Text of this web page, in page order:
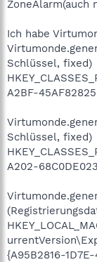
ZoneAlarm(auch
Ich habe
Schlüssel, fixed)
A2BF-
Schlüssel, fixed)
A202-
{A95B2816-